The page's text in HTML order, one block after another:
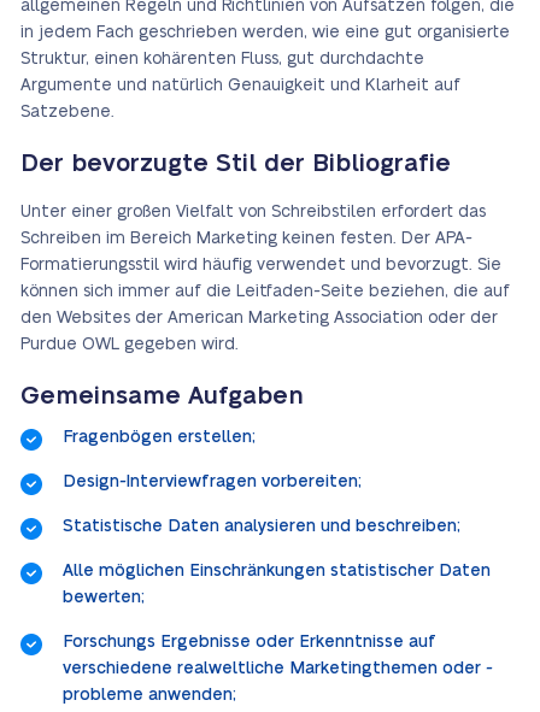
allgemeinen Regeln und Richtlinien von Aufsätzen folgen, die
in jedem Fach geschrieben werden, wie eine gut organisierte
Struktur, einen kohärenten Fluss, gut durchdachte
Argumente und natürlich Genauigkeit und Klarheit auf
Satzebene.
Der bevorzugte Stil der Bibliografie
Unter einer großen Vielfalt von Schreibstilen erfordert das
Schreiben im Bereich Marketing keinen festen. Der APA-
Formatierungsstil wird häufig verwendet und bevorzugt. Sie
können sich immer auf die Leitfaden-Seite beziehen, die auf
den Websites der American Marketing Association oder der
Purdue OWL gegeben wird.
Gemeinsame Aufgaben
Fragenbögen erstellen;
Design-Interviewfragen vorbereiten;
Statistische Daten analysieren und beschreiben;
Alle möglichen Einschränkungen statistischer Daten
bewerten;
Forschungs Ergebnisse oder Erkenntnisse auf
verschiedene realweltliche Marketingthemen oder -
probleme anwenden;